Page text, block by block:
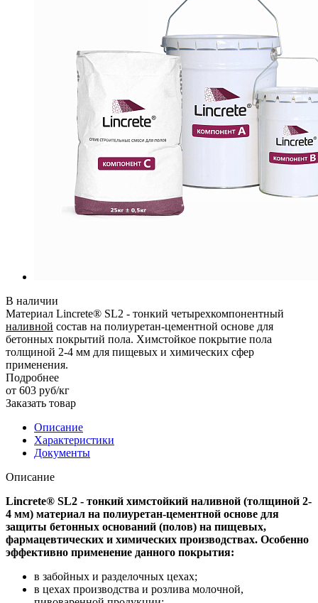
В наличии
Материал Lincrete® SL2 - тонкий четырехкомпонентный
наливной состав на полиуретан-цементной основе для
бетонных покрытий пола. Химстойкое покрытие пола
толщиной 2-4 мм для пищевых и химических сфер
применения.
Подробнее
от 603 руб/кг
Заказать товар
Описание
Характеристики
Документы
Описание
Lincrete® SL2 - тонкий химстойкий наливной (толщиной 2-
4 мм) материал на полиуретан-цементной основе для
защиты бетонных оснований (полов) на пищевых,
фармацевтических и химических производствах. Особенно
эффективно применение данного покрытия:
в забойных и разделочных цехах;
в цехах производства и розлива молочной,